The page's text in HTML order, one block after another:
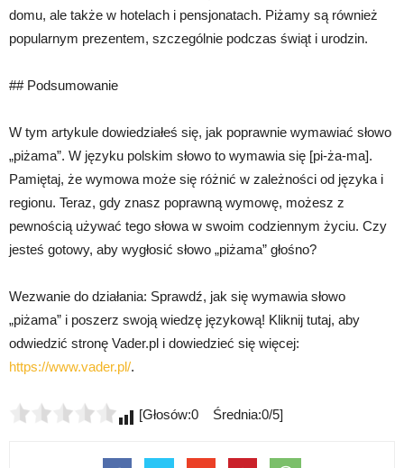
domu, ale także w hotelach i pensjonatach. Piżamy są również
popularnym prezentem, szczególnie podczas świąt i urodzin.
## Podsumowanie
W tym artykule dowiedziałeś się, jak poprawnie wymawiać słowo
„piżama”. W języku polskim słowo to wymawia się [pi-ża-ma].
Pamiętaj, że wymowa może się różnić w zależności od języka i
regionu. Teraz, gdy znasz poprawną wymowę, możesz z
pewnością używać tego słowa w swoim codziennym życiu. Czy
jesteś gotowy, aby wygłosić słowo „piżama” głośno?
Wezwanie do działania: Sprawdź, jak się wymawia słowo
„piżama” i poszerz swoją wiedzę językową! Kliknij tutaj, aby
odwiedzić stronę Vader.pl i dowiedzieć się więcej:
https://www.vader.pl/.
[Głosów:0 Średnia:0/5]